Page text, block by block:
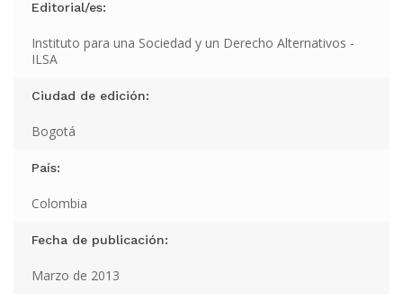
Editorial/es:
Instituto para una Sociedad y un Derecho Alternativos -
ILSA
Ciudad de edición:
Bogotá
País:
Colombia
Fecha de publicación:
Marzo de 2013